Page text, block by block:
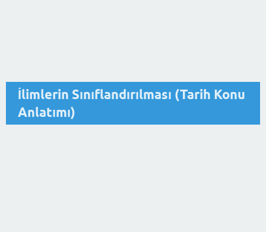
İlimlerin Sınıflandırılması (Tarih Konu
Anlatımı)